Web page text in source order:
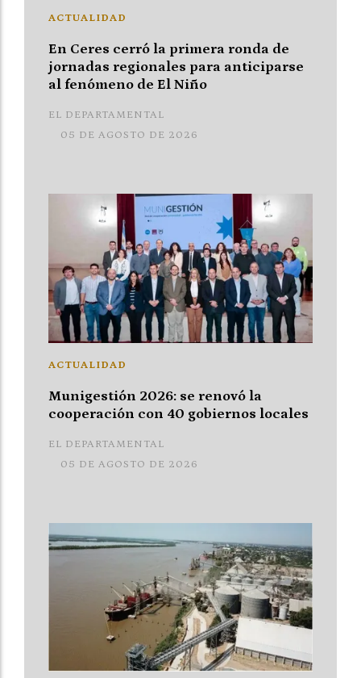
En Ceres cerró la primera ronda de
jornadas regionales para anticiparse
al fenómeno de El Niño
EL DEPARTAMENTAL
ACTUALIDAD
05 DE AGOSTO DE 2026
Munigestión 2026: se renovó la
cooperación con 40 gobiernos locales
EL DEPARTAMENTAL
ACTUALIDAD
05 DE AGOSTO DE 2026